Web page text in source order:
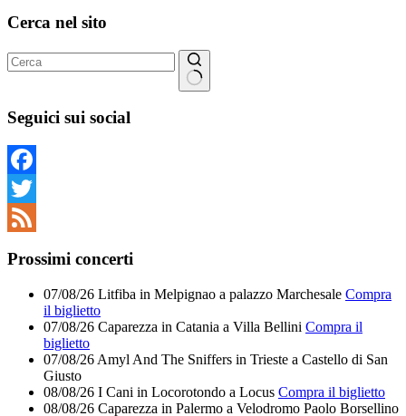
Cerca nel sito
risultato
Seguici sui social
Facebook
Twitter
Prossimi concerti
07/08/26 Litfiba in Melpignao a palazzo Marchesale Compra
il biglietto
07/08/26 Caparezza in Catania a Villa Bellini Compra il
biglietto
07/08/26 Amyl And The Sniffers in Trieste a Castello di San
Giusto
08/08/26 I Cani in Locorotondo a Locus Compra il biglietto
08/08/26 Caparezza in Palermo a Velodromo Paolo Borsellino